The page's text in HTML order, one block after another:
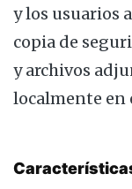
y los usuarios
copia de
y archivos
localmente en